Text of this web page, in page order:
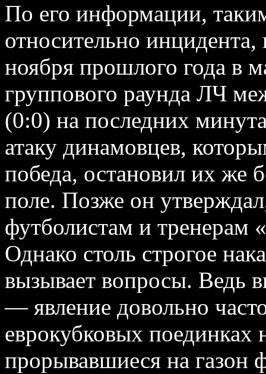
По его информации,
относительно
ноября прошлого года в
группового раунда ЛЧ
(0:0) на последних
атаку динамовцев,
победа, остановил их же
поле. Позже он
футболистам и тренерам
Однако столь строгое
вызывает вопросы. Ведь
— явление довольно
еврокубковых поединках
прорывавшиеся на газон